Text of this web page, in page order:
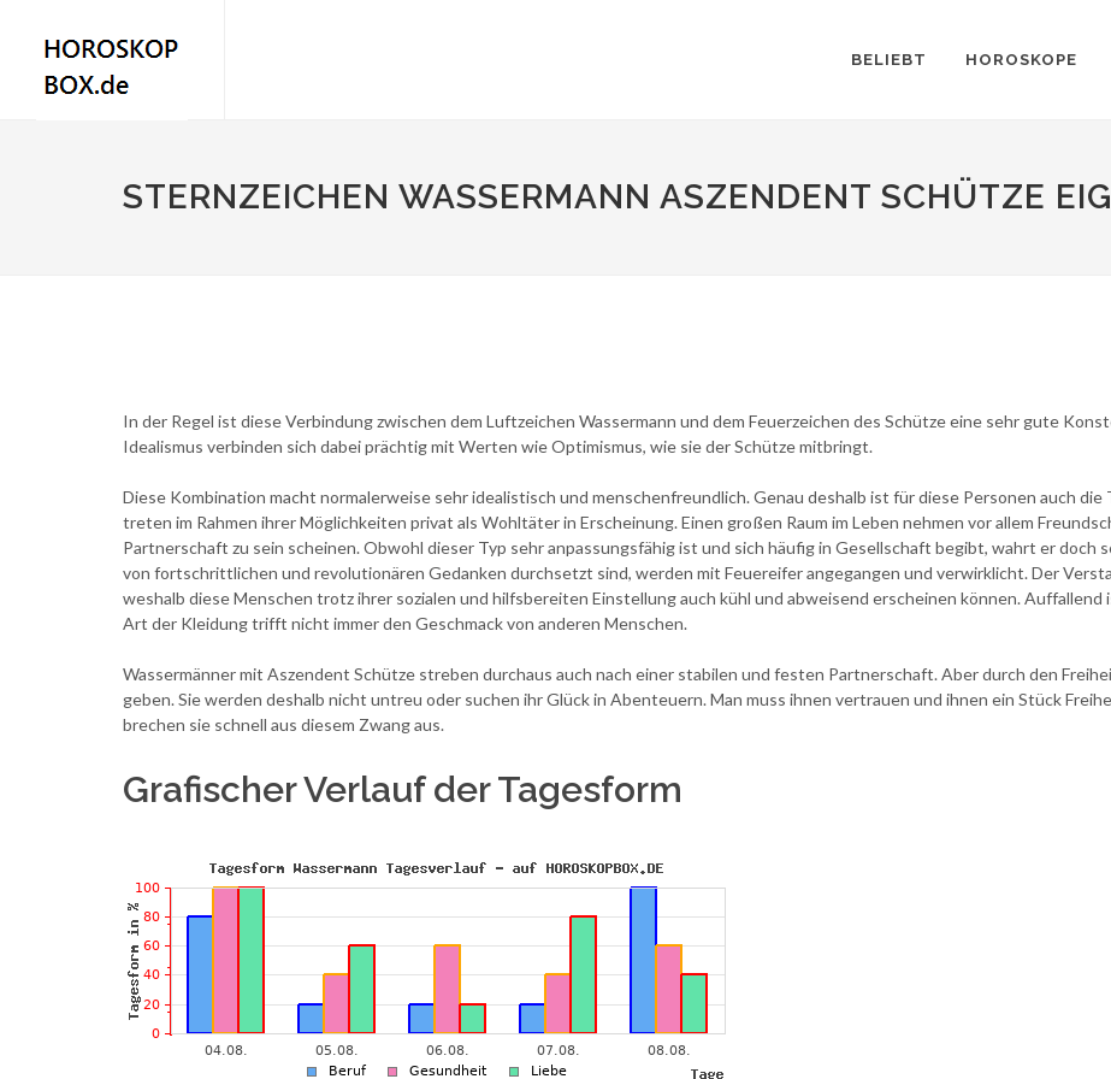
BELIEBT HOROSKOPE
STERNZEICHEN WASSERMANN ASZENDENT SCHÜTZE
In der Regel ist diese Verbindung zwischen dem Luftzeichen Wassermann und dem Feuerzeichen des Schütze eine sehr gute
Idealismus verbinden sich dabei prächtig mit Werten wie Optimismus, wie sie der Schütze mitbringt.
Diese Kombination macht normalerweise sehr idealistisch und menschenfreundlich. Genau deshalb ist für diese Personen auch
treten im Rahmen ihrer Möglichkeiten privat als Wohltäter in Erscheinung. Einen großen Raum im Leben nehmen vor allem
Partnerschaft zu sein scheinen. Obwohl dieser Typ sehr anpassungsfähig ist und sich häufig in Gesellschaft begibt, wahrt er doch
von fortschrittlichen und revolutionären Gedanken durchsetzt sind, werden mit Feuereifer angegangen und verwirklicht. Der
weshalb diese Menschen trotz ihrer sozialen und hilfsbereiten Einstellung auch kühl und abweisend erscheinen können.
Art der Kleidung trifft nicht immer den Geschmack von anderen Menschen.
Wassermänner mit Aszendent Schütze streben durchaus auch nach einer stabilen und festen Partnerschaft. Aber durch den
geben. Sie werden deshalb nicht untreu oder suchen ihr Glück in Abenteuern. Man muss ihnen vertrauen und ihnen ein Stück
brechen sie schnell aus diesem Zwang aus.
Grafischer Verlauf der Tagesform